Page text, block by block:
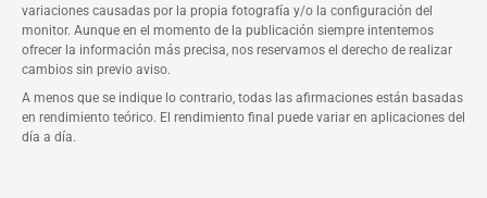
variaciones causadas por la propia fotografía y/o la configuración del
monitor. Aunque en el momento de la publicación siempre intentemos
ofrecer la información más precisa, nos reservamos el derecho de realizar
cambios sin previo aviso.
A menos que se indique lo contrario, todas las afirmaciones están basadas
en rendimiento teórico. El rendimiento final puede variar en aplicaciones del
día a día.